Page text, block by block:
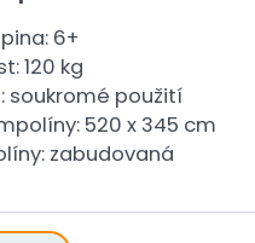
6+
120 kg
soukromé použití
520 x 345 cm
zabudovaná